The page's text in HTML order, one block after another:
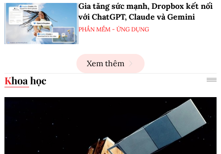
Gia tăng sức mạnh, Dropbox kết nối
với ChatGPT, Claude và Gemini
PHẦN MỀM - ỨNG DỤNG
Xem thêm
Khoa học